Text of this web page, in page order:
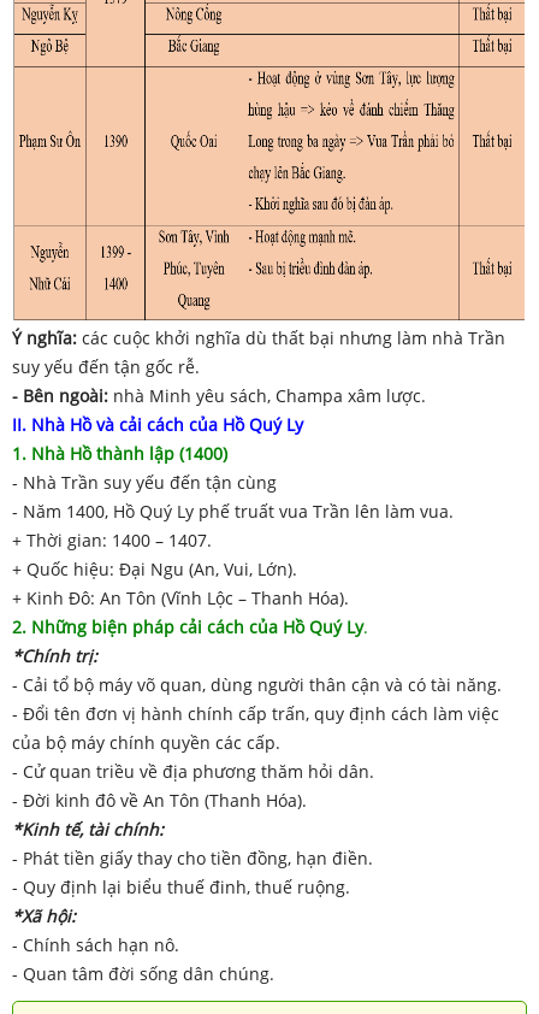
Ý nghĩa: các cuộc khởi nghĩa dù thất bại nhưng làm nhà Trần
suy yếu đến tận gốc rễ.
- Bên ngoài: nhà Minh yêu sách, Champa xâm lược.
II. Nhà Hồ và cải cách của Hồ Quý Ly
1. Nhà Hồ thành lập (1400)
- Nhà Trần suy yếu đến tận cùng
- Năm 1400, Hồ Quý Ly phế truất vua Trần lên làm vua.
+ Thời gian: 1400 – 1407.
+ Quốc hiệu: Đại Ngu (An, Vui, Lớn).
+ Kinh Đô: An Tôn (Vĩnh Lộc – Thanh Hóa).
2. Những biện pháp cải cách của Hồ Quý Ly.
*Chính trị:
- Cải tổ bộ máy võ quan, dùng người thân cận và có tài năng.
- Đổi tên đơn vị hành chính cấp trấn, quy định cách làm việc
của bộ máy chính quyền các cấp.
- Cử quan triều về địa phương thăm hỏi dân.
- Đời kinh đô về An Tôn (Thanh Hóa).
*Kinh tế, tài chính:
- Phát tiền giấy thay cho tiền đồng, hạn điền.
- Quy định lại biểu thuế đinh, thuế ruộng.
*Xã hội:
- Chính sách hạn nô.
- Quan tâm đời sống dân chúng.